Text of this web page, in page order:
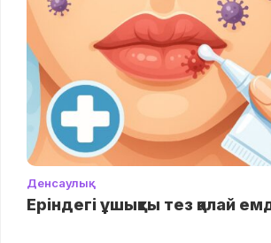
Денсаулық
Еріндегі ұшықты тез қалай